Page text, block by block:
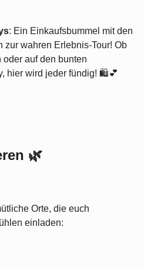
: Ein Einkaufsbummel mit den
zur wahren Erlebnis-Tour! Ob
oder auf den bunten
hier wird jeder fündig! 🛍️💕
🌿
Orte, die euch
einladen: